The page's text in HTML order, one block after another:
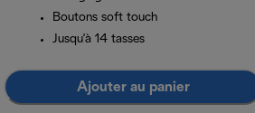
Boutons soft touch
Jusqu'à 14 tasses
Ajouter au panier